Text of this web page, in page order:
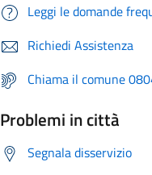
Leggi le domande
Richiedi Assistenza
Chiama il comune
Problemi in città
Segnala disservizio